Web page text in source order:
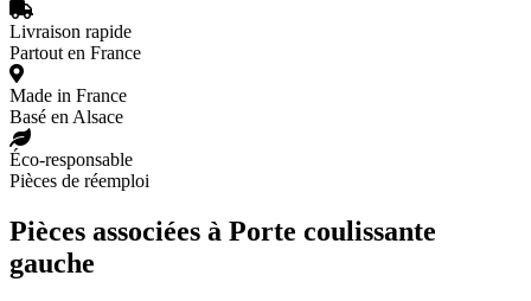
Livraison rapide
Partout en France
Made in France
Basé en Alsace
Éco-responsable
Pièces de réemploi
Pièces associées à Porte coulissante
gauche